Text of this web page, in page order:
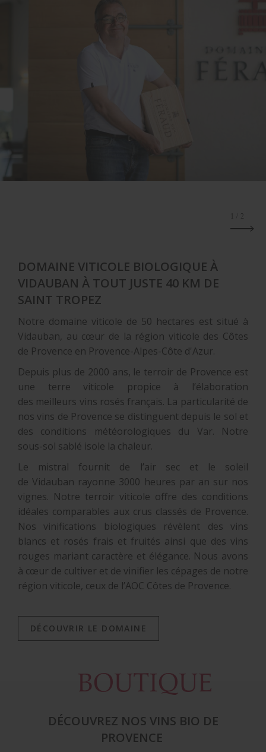
/ 2
DOMAINE VITICOLE BIOLOGIQUE À
VIDAUBAN À TOUT JUSTE 40 KM DE
SAINT TROPEZ
Notre domaine viticole de 50 hectares est situé à
Vidauban, au cœur de la région viticole des Côtes
de Provence en Provence-Alpes-Côte d'Azur.
Depuis plus de 2000 ans, le terroir de Provence est
une terre viticole propice à l’élaboration
des meilleurs vins rosés français. La particularité de
nos vins de Provence se distinguent depuis le sol et
des conditions météorologiques du Var. Notre
sous-sol sablé isole la chaleur.
Le mistral fournit de l’air sec et le soleil
de Vidauban rayonne 3000 heures par an sur nos
vignes. Notre terroir viticole offre des conditions
idéales comparables aux crus classés de Provence.
Nos vinifications biologiques révèlent des vins
blancs et rosés frais et fruités ainsi que des vins
rouges mariant caractère et élégance. Nous avons
à cœur de cultiver et de vinifier les cépages de notre
région viticole, ceux de l’AOC Côtes de Provence.
DÉCOUVRIR LE DOMAINE
BOUTIQUE
DÉCOUVREZ NOS VINS BIO DE
PROVENCE